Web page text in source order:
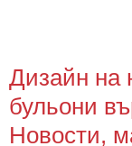
Дизайн на
бульони
Новости,